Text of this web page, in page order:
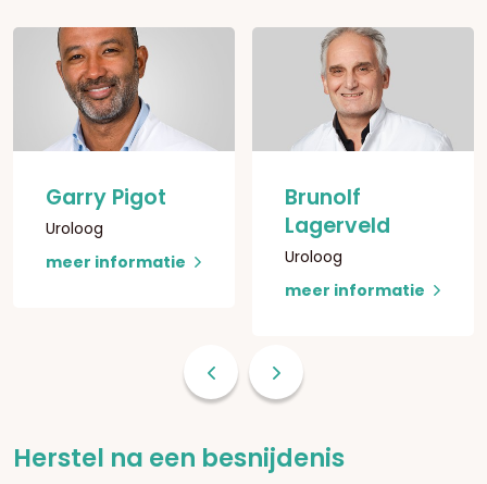
Garry Pigot
Uroloog
meer informatie
Brunolf
Lagerveld
Uroloog
meer informatie
Herstel na een besnijdenis